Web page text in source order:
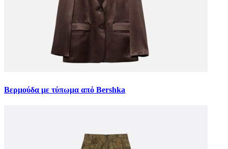
Βερμούδα με τύπωμα από Bershka